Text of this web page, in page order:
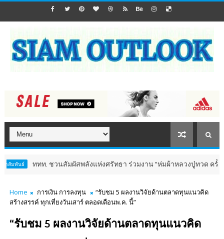
ททท. ชวนสัมผัสพลังแห่งศรัทธา ร่วมงาน "ห่มผ้าหลวงปู่ทวด ครั้งที่ 13 ปี
Home การเงิน การลงทุน
“รับชม 5 ผลงานวิจัยด้านตลาดทุนแนวคิด
สร้างสรรค์ ทุกเที่ยงวันเสาร์ ตลอดเดือนพ.ค. นี้”
“รับชม 5 ผลงานวิจัยด้านตลาดทุนแนวคิด